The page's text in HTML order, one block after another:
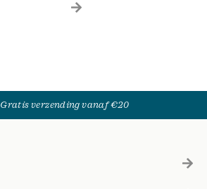
Gratis verzending vanaf €20